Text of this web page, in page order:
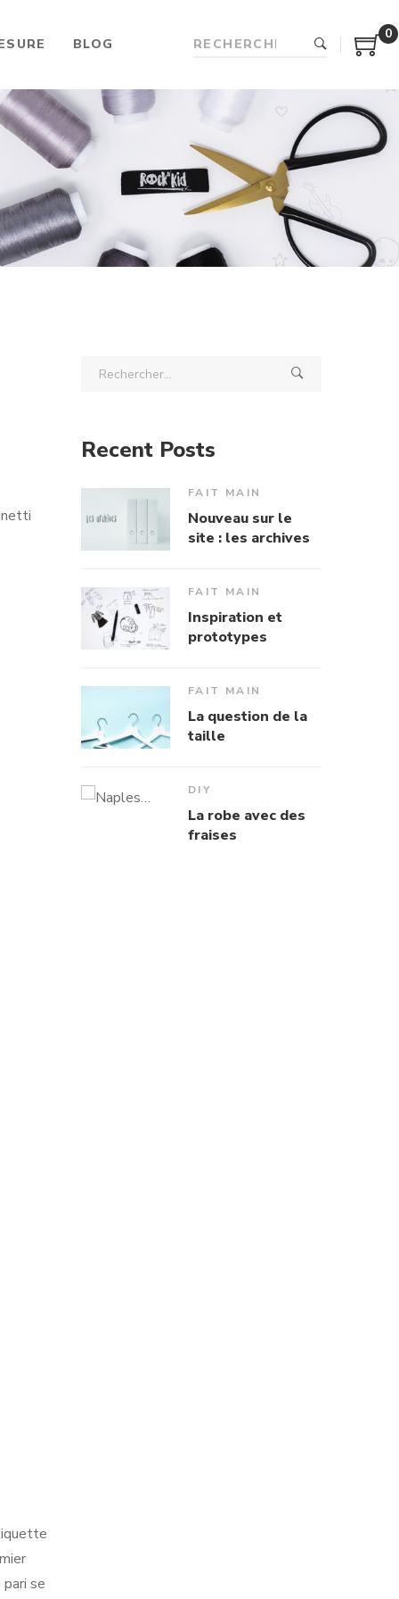
BLOG
0
se
Recent Posts
FAIT MAIN
Nouveau sur le
site : les archives
FAIT MAIN
Inspiration et
prototypes
FAIT MAIN
La question de la
taille
DIY
La robe avec des
fraises